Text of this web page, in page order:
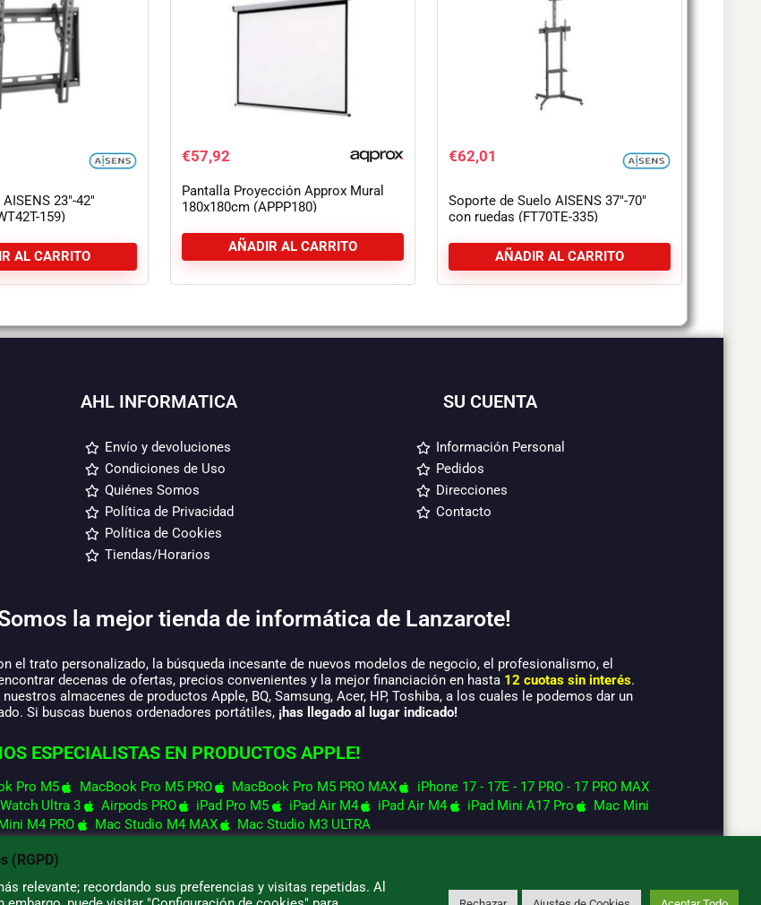
23″-42″
159)
AL CARRITO
€57,92
Pantalla Proyección Approx Mural
180x180cm (APPP180)
AÑADIR AL CARRITO
€62,01
Soporte de Suelo AISENS 37″-70″
con ruedas (FT70TE-335)
AÑADIR AL CARRITO
AHL INFORMATICA
Envío y devoluciones
Condiciones de Uso
Quiénes Somos
Política de Privacidad
Política de Cookies
Tiendas/Horarios
SU CUENTA
Información Personal
Pedidos
Direcciones
Contacto
la mejor tienda de informática de Lanzarote!
el trato personalizado, la búsqueda incesante de nuevos modelos de negocio, el profesionalismo, el
decenas de ofertas, precios convenientes y la mejor financiación en hasta 12 cuotas sin interés.
almacenes de productos Apple, BQ, Samsung, Acer, HP, Toshiba, a los cuales le podemos dar un
Si buscas buenos ordenadores portátiles, ¡has llegado al lugar indicado!
ESPECIALISTAS EN PRODUCTOS APPLE!
Pro M5 MacBook Pro M5 PRO MacBook Pro M5 PRO MAX
iPhone 17 - 17E - 17 PRO - 17 PRO MAX
Ultra 3 Airpods PRO iPad Pro M5 iPad Air M4 iPad Air M4 iPad Mini A17 Pro
Mac Mini
M4 PRO
Mac Studio M4 MAX Mac Studio M3 ULTRA
(RGPD)
relevante; recordando sus preferencias y visitas repetidas. Al